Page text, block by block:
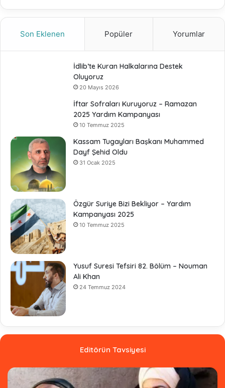
Son Eklenen Popüler Yorumlar
İdlib’te Kuran Halkalarına Destek
Oluyoruz
20 Mayıs 2026
İftar Sofraları Kuruyoruz – Ramazan
2025 Yardım Kampanyası
10 Temmuz 2025
Kassam Tugayları Başkanı Muhammed
Dayf Şehid Oldu
31 Ocak 2025
Özgür Suriye Bizi Bekliyor – Yardım
Kampanyası 2025
10 Temmuz 2025
Yusuf Suresi Tefsiri 82. Bölüm – Nouman
Ali Khan
24 Temmuz 2024
Editörün Tavsiyesi